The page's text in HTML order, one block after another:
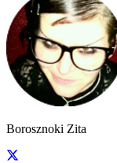
Borosznoki Zita